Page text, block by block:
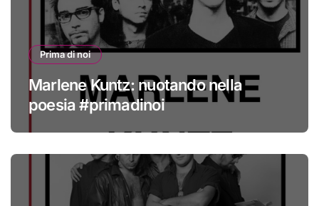
Prima di noi
Marlene Kuntz: nuotando nella
poesia #primadinoi